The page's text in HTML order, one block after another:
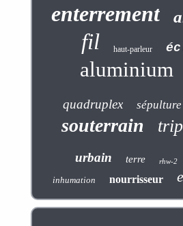
enterrement
fil haut-parleur
aluminium
quadruplex sépulture
souterrain
urbain terre rhw-2
inhumation nourrisseur